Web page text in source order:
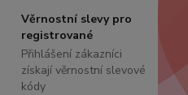
Věrnostní slevy pro
registrované
Přihlášení zákazníci
získají věrnostní slevové
kódy